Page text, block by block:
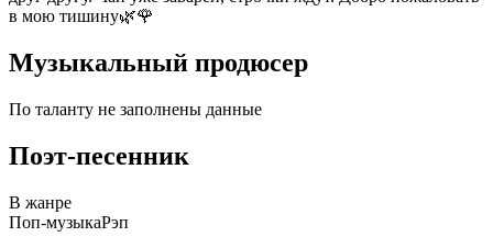
в мою тишину🌿🌹
Музыкальный продюсер
По таланту не заполнены данные
Поэт-песенник
В жанре
Поп-музыкаРэп